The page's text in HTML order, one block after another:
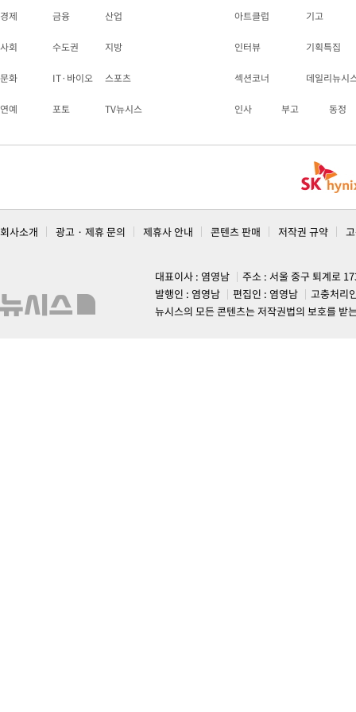
경제 금융 산업
사회 수도권 지방
문화 IT·바이오 스포츠
연예 포토 TV뉴시스
아트클럽 기고
인터뷰 기획특집
섹션코너 데일리뉴시
인사 부고 동정
회사소개 광고 · 제휴 문의 제휴사 안내 콘텐츠 판매 저작권 규약
대표이사 : 염영남
주소 : 서울 중구 퇴계로
발행인 : 염영남
편집인 : 염영남
고충처리
뉴시스의 모든 콘텐츠는 저작권법의 보호를